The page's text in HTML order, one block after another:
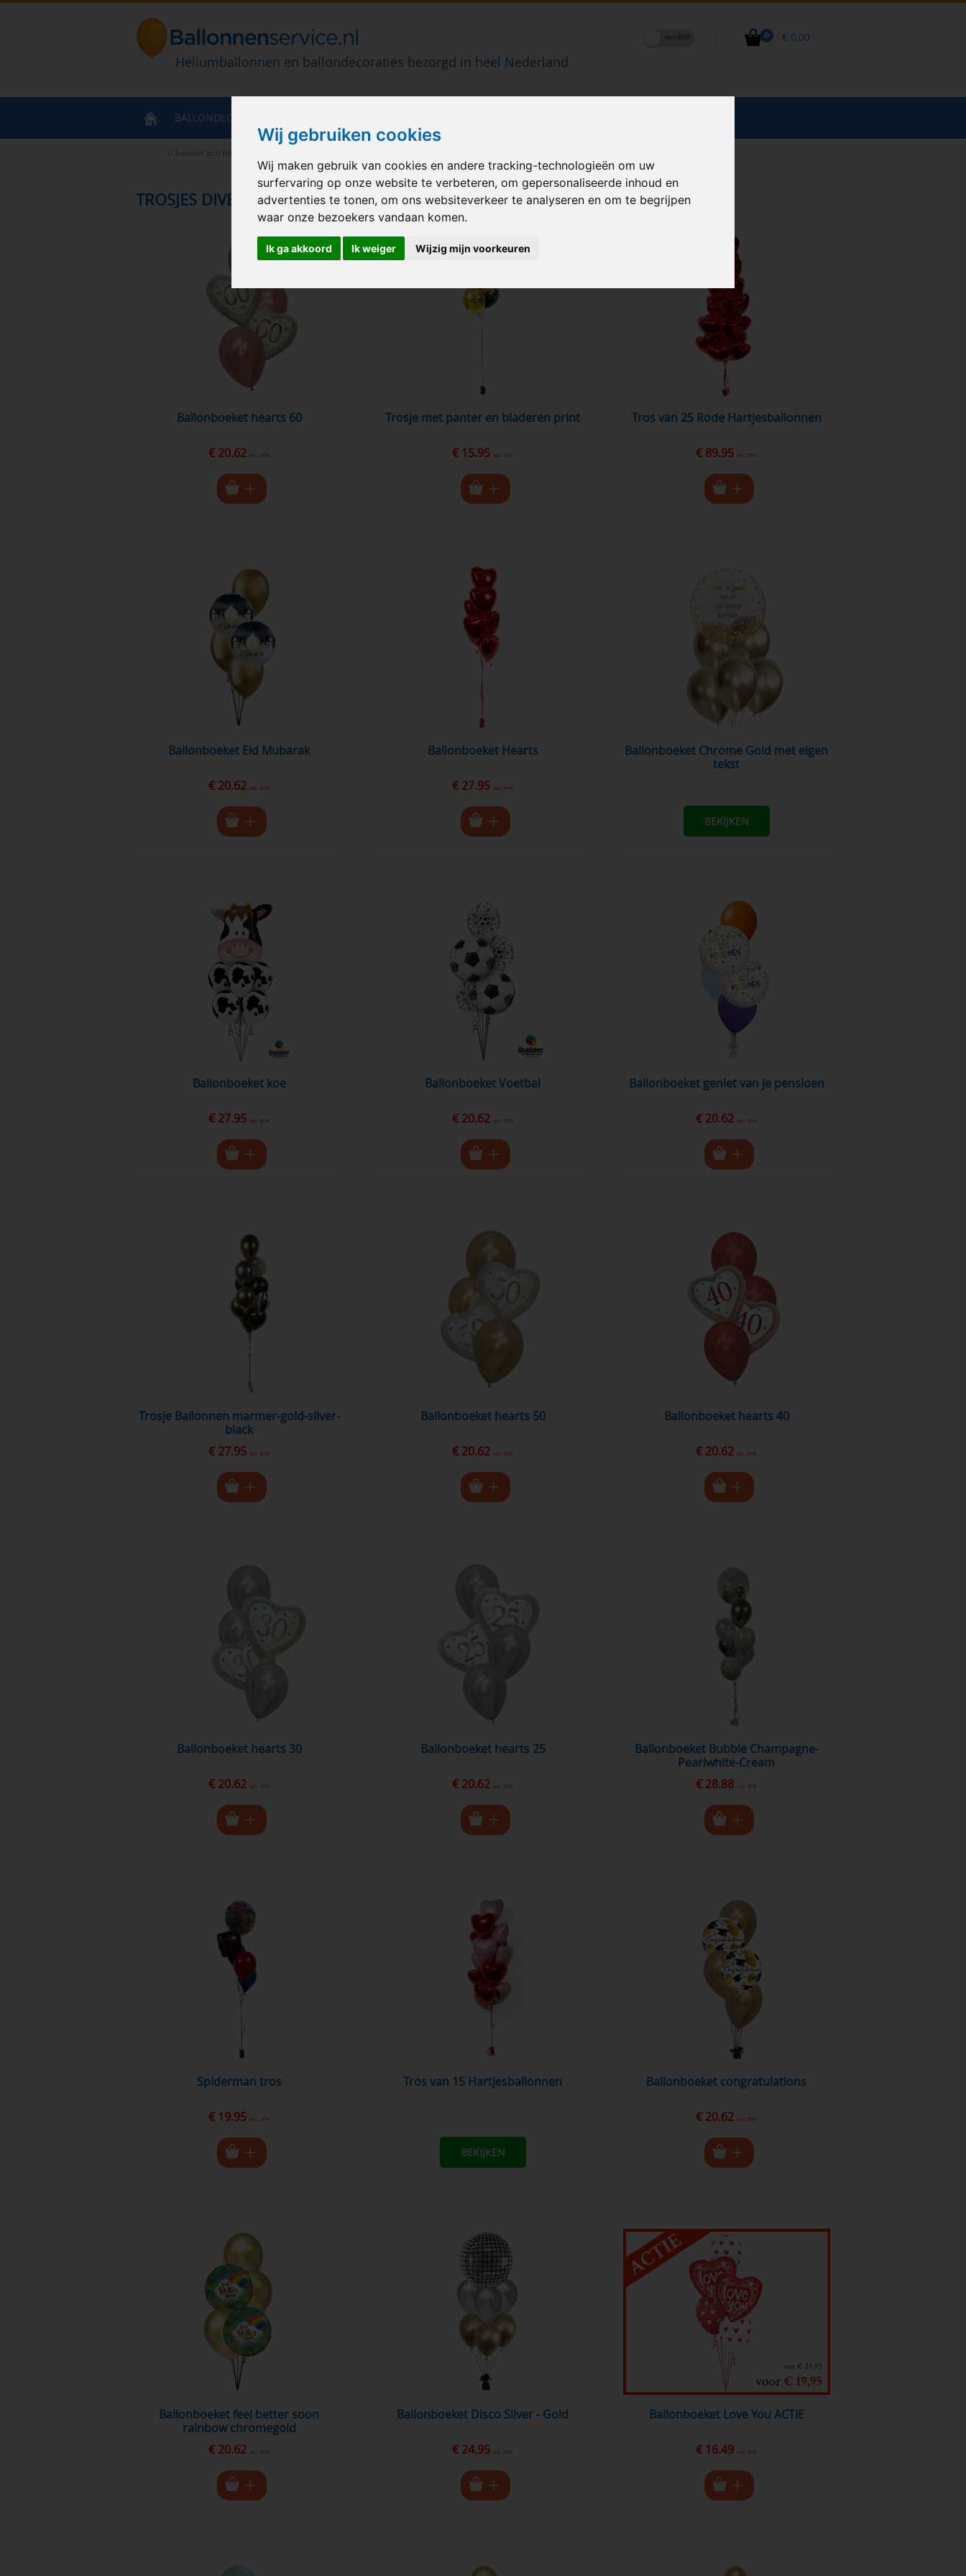
Wij gebruiken cookies
Wij maken gebruik van cookies en andere tracking-technologieën om uw
surfervaring op onze website te verbeteren, om gepersonaliseerde inhoud en
advertenties te tonen, om ons websiteverkeer te analyseren en om te begrijpen
waar onze bezoekers vandaan komen.
Ik ga akkoord Ik weiger Wijzig mijn voorkeuren
0 € 0,00
Heliumballonnen en ballondecoraties bezorgd in heel Nederland
U bevindt zich hier
BALLONDECORATIES
TROSJES DIVERSEN
ballonboeket hearts 60
€ 20.62excl. BTW
trosje met panter en bladeren print
€ 15.95excl. BTW
Tros van 25 Rode Hartjesballonnen
€ 89.95excl. BTW
ballonboeket Eid Mubarak
€ 20.62excl. BTW
Ballonboeket Hearts
€ 27.95excl. BTW
Ballonboeket Chrome Gold met eigen
tekst
BEKIJKEN
Ballonboeket koe
€ 27.95excl. BTW
Ballonboeket Voetbal
€ 20.62excl. BTW
ballonboeket geniet van je pensioen
€ 20.62excl. BTW
Trosje Ballonnen marmer-gold-silver-
black
€ 27.95excl. BTW
ballonboeket hearts 50
€ 20.62excl. BTW
Ballonboeket hearts 40
€ 20.62excl. BTW
Ballonboeket hearts 30
€ 20.62excl. BTW
ballonboeket hearts 25
€ 20.62excl. BTW
Ballonboeket Bubble Champagne-
Pearlwhite-Cream
€ 28.88excl. BTW
Spiderman tros
€ 19.95excl. BTW
Tros van 15 Hartjesballonnen
BEKIJKEN
ballonboeket congratulations
€ 20.62excl. BTW
ballonboeket feel better soon
rainbow chromegold
€ 20.62excl. BTW
Ballonboeket Disco Silver - Gold
€ 24.95excl. BTW
Ballonboeket Love You ACTIE
€ 16.49excl. BTW